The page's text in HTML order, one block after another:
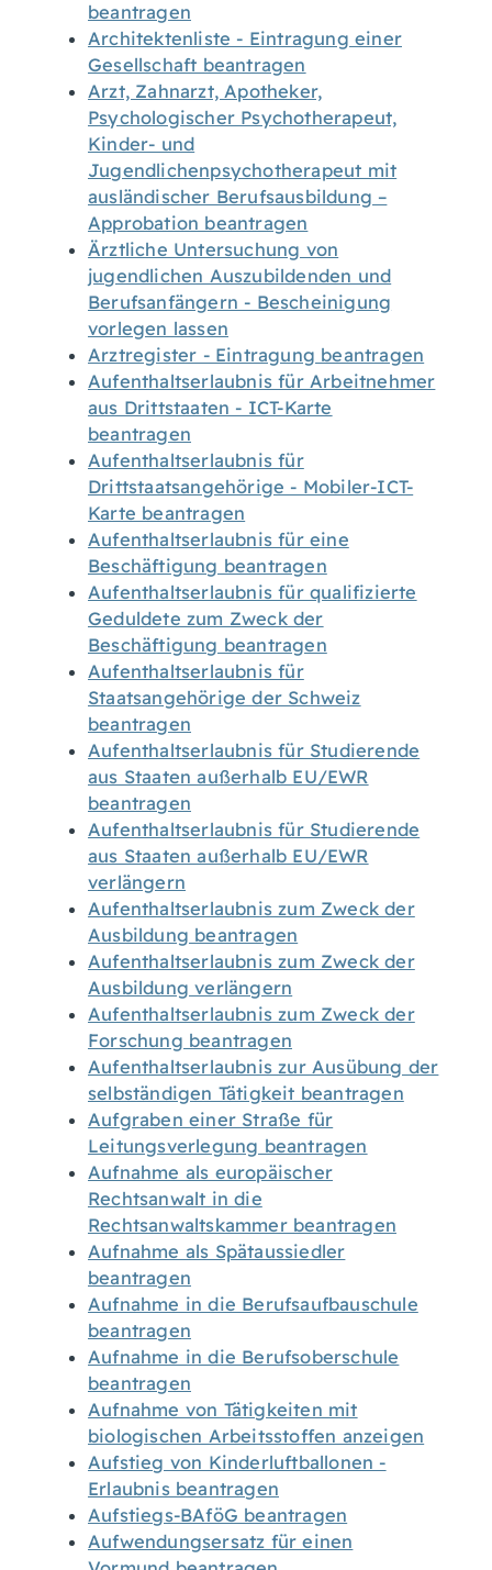
beantragen
Architektenliste - Eintragung einer
Gesellschaft beantragen
Arzt, Zahnarzt, Apotheker,
Psychologischer Psychotherapeut,
Kinder- und
Jugendlichenpsychotherapeut mit
ausländischer Berufsausbildung –
Approbation beantragen
Ärztliche Untersuchung von
jugendlichen Auszubildenden und
Berufsanfängern - Bescheinigung
vorlegen lassen
Arztregister - Eintragung beantragen
Aufenthaltserlaubnis für Arbeitnehmer
aus Drittstaaten - ICT-Karte
beantragen
Aufenthaltserlaubnis für
Drittstaatsangehörige - Mobiler-ICT-
Karte beantragen
Aufenthaltserlaubnis für eine
Beschäftigung beantragen
Aufenthaltserlaubnis für qualifizierte
Geduldete zum Zweck der
Beschäftigung beantragen
Aufenthaltserlaubnis für
Staatsangehörige der Schweiz
beantragen
Aufenthaltserlaubnis für Studierende
aus Staaten außerhalb EU/EWR
beantragen
Aufenthaltserlaubnis für Studierende
aus Staaten außerhalb EU/EWR
verlängern
Aufenthaltserlaubnis zum Zweck der
Ausbildung beantragen
Aufenthaltserlaubnis zum Zweck der
Ausbildung verlängern
Aufenthaltserlaubnis zum Zweck der
Forschung beantragen
Aufenthaltserlaubnis zur Ausübung der
selbständigen Tätigkeit beantragen
Aufgraben einer Straße für
Leitungsverlegung beantragen
Aufnahme als europäischer
Rechtsanwalt in die
Rechtsanwaltskammer beantragen
Aufnahme als Spätaussiedler
beantragen
Aufnahme in die Berufsaufbauschule
beantragen
Aufnahme in die Berufsoberschule
beantragen
Aufnahme von Tätigkeiten mit
biologischen Arbeitsstoffen anzeigen
Aufstieg von Kinderluftballonen -
Erlaubnis beantragen
Aufstiegs-BAföG beantragen
Aufwendungsersatz für einen